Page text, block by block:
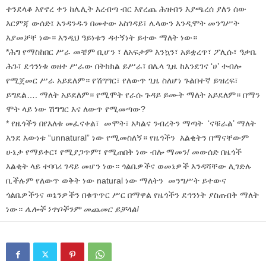
ተንደላቆ እየኖረ ቀን ከሌሊት እረብጣ ብር እየረጨ ሕዝብን እያጫረሰ ያለን ሰው
እርምጃ ውሰድ፤ አንዳንዱን በመተው አስገዳይ፣ ሌላውን እንዲሞት መንግሥት
እያመቻቸ ነው። እንዲህ ዓይነቱን ዳተኝነት ይተው ማለት ነው።
*ሕግ የማስከበር ሥራ መቼም ቢሆን ፣ ለአፍታም እንኳን፣ አይቋረጥ፣ ፖሊሱ፣ ዓቃቤ
ሕጉ፣ ደኅንነቱ ወዘተ ሥራው በትክክል ይሥራ፣ በሌላ ጊዜ ከእንደገና ‘ሀ’ ተብሎ
የሚጀመር ሥራ አይደለም። የሽግግር፣ የለውጥ ጊዜ ስለሆነ ጉልበተኛ ይዝረፍ፣
ይግደል…. ማለት አይደለም። የሚሞት የራሱ ጉዳይ ይሙት ማለት አይደለም። በማን
ሞት ላይ ነው ሽግግር እና ለውጥ የሚመጣው?
* የዜጎችን በየእለቱ መፈናቀል፣ መሞት፣ አካልና ንብረትን ማጣት ‘ናቹራል’ ማለት
እንደ እውነቱ “unnatural” ነው የሚመስለኝ። የዜጎችን እልቂትን በማናቸውም
ሁኔታ የማይቀር፣ የሚያጋጥም፣ የሚጠበቅ ነው ብሎ ማመን/ መውሰድ በዜጎች
እልቂት ላይ ተባባሪ ገዳይ መሆን ነው። ጎልቤዎችና ወመኔዎች እንዳሻቸው ሊገድሉ
ቢችሉም የለውጥ ወቅት ነው natural ነው ማለትን መንግሥት ይተውና
ጎልቤዎችንና ወኔንዎችን በቁጥጥር ሥር በማዋል የዜጎችን ደኅንነት ያስጠብቅ ማለት
ነው። ሌሎች ነጥቦችንም መጨመር ይቻላል!